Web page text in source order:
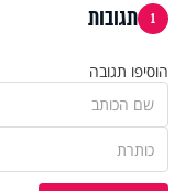
1 תגובות
הוסיפו תגובה